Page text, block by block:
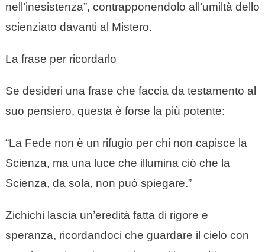
nell’inesistenza”, contrapponendolo all’umiltà dello
scienziato davanti al Mistero.
La frase per ricordarlo
Se desideri una frase che faccia da testamento al
suo pensiero, questa è forse la più potente:
“La Fede non è un rifugio per chi non capisce la
Scienza, ma una luce che illumina ciò che la
Scienza, da sola, non può spiegare.”
Zichichi lascia un’eredità fatta di rigore e
speranza, ricordandoci che guardare il cielo con